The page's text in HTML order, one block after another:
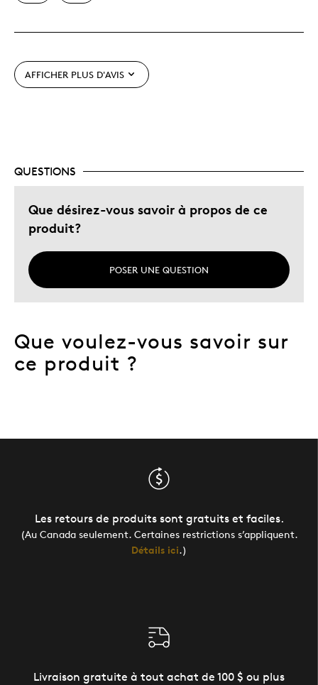
Très bonne qualité
Les meilleures utilisations
Occasion spéciale
Décrivez-vous
Chasseur d'aubaines, Guidé par la
qualité
AFFICHER PLUS D'AVIS
QUESTIONS
Que désirez-vous savoir à propos de ce
produit?
POSER UNE QUESTION
Que voulez-vous savoir sur
ce produit ?
Les retours de produits sont gratuits et faciles.
(Au Canada seulement. Certaines restrictions s’appliquent.
Détails ici.)
Livraison gratuite à tout achat de 100 $ ou plus